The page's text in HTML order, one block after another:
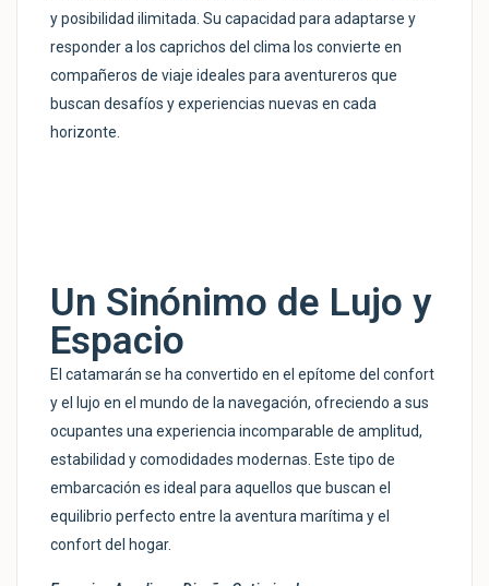
y posibilidad ilimitada. Su capacidad para adaptarse y
responder a los caprichos del clima los convierte en
compañeros de viaje ideales para aventureros que
buscan desafíos y experiencias nuevas en cada
horizonte.
Un Sinónimo de Lujo y
Espacio
El catamarán se ha convertido en el epítome del confort
y el lujo en el mundo de la navegación, ofreciendo a sus
ocupantes una experiencia incomparable de amplitud,
estabilidad y comodidades modernas. Este tipo de
embarcación es ideal para aquellos que buscan el
equilibrio perfecto entre la aventura marítima y el
confort del hogar.